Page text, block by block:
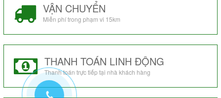
VẬN CHUYỂN
Miễn phí trong phạm vi 15km
THANH TOÁN LINH ĐỘNG
Thanh toán trực tiếp tại nhà khách hàng